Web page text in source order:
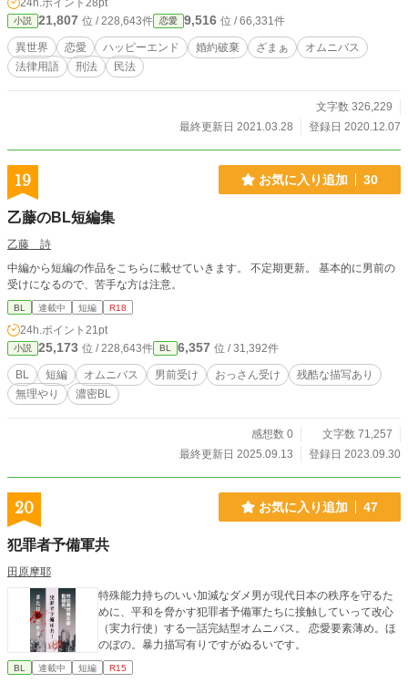
読まれることが多いのかしら。一般教養で普通に習うことで
す。法律用語の使い方を知らない人が読まれているようで
す。正しい法律用語を覚えられるように書いていく所存で
す。 永く書き過ぎました。今日で終話とさせていただきま
す。 また、いつかどこかで。 他サイトで継続して書いていま
24h.ポイント 28pt
小説 21,807 位 / 228,643件 恋愛 9,516 位 / 66,331件
異世界 恋愛 ハッピーエンド 婚約破棄 ざまぁ
オムニバス
法律用語
刑法 民法
文字数 326,229
最終更新日 2021.03.28
登録日 2020.12.07
19 お気に入り追加 30
乙藤のBL短編集
乙藤 詩
中編から短編の作品をこちらに載せていきます。 不定期更新。 基本的に男前の
受けになるので、苦手な方は注意。
BL 連載中 短編 R18
24h.ポイント 21pt
小説 25,173 位 / 228,643件 BL 6,357 位 / 31,392件
BL 短編 オムニバス 男前受け おっさん受け
残酷な描写あり
無理やり
濃密BL
感想数 0
文字数 71,257
最終更新日 2025.09.13
登録日 2023.09.30
20 お気に入り追加 47
犯罪者予備軍共
田原摩耶
特殊能力持ちのいい加減なダメ男が現代日本の秩序を守るた
めに、平和を脅かす犯罪者予備軍たちに接触していって改心
（実力行使）する一話完結型オムニバス。 恋愛要素薄め。ほ
のぼの。暴力描写有りですがぬるいです。
BL 連載中 短編 R15